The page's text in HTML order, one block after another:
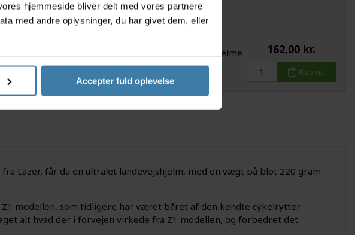
hjemmeside bliver delt med vores partnere
med andre oplysninger, du har givet dem, eller
Accepter fuld oplevelse
Køb også
Lazer - Lygte til lazer cykelhjelme
model KinetiCore med flere
162,00 kr.
Køb nu
Lazer, får du en ultralet landevejshjelm, med en vægt på blot 220 gram
modellen, som tidligere har været båret af den kendte cykelrytter
alt hvad der i forvejen virkede fra Z1 modellen, og forbedret det